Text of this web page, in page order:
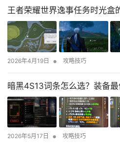
王者荣耀世界逸事任务时光盒
2026年4月19日 • 攻略技巧
暗黑4S13词条怎么选？装备
2026年5月17日 • 攻略技巧